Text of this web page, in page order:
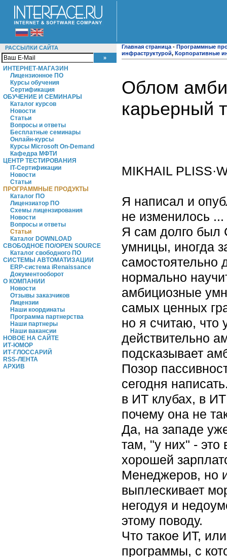
РАССЫЛКИ САЙТА
ИНТЕРНЕТ-МАГАЗИН
Лицензионное ПО
Курсы обучения
Сертификация
ОБУЧЕНИЕ И СЕМИНАРЫ
Каталог курсов
Новости
Статьи
Вопросы и ответы
Бесплатные семинары
Онлайн-курсы
Курсы Microsoft On-Demand
Кафедра МФТИ
ЦЕНТР ТЕСТИРОВАНИЯ
IT-Сертификации
Новости
Статьи
ПРОГРАММНЫЕ ПРОДУКТЫ
Каталог ПО
Лицензиатор ПО
Схемы лицензирования
Новости
Вопросы и ответы
Статьи
Каталог DOWNLOAD
СВОБОДНОЕ ПО/OPEN SOURCE
Каталог свободного ПО
СИСТЕМЫ АВТОМАТИЗАЦИИ
ERP-система iRenaissance
Документооборот
О КОМПАНИИ
Новости
Отзывы заказчиков
Лицензии
Наши координаты
Программа партнерства
Наши партнеры
Наши вакансии
НОВОЕ НА САЙТЕ
ИТ-ЮМОР
ИТ-ГЛОССАРИЙ
RSS-ЛЕНТА
АРХИВ
Главная страница - Программные
инфраструктурой, Корпоративные
Облом
карьерный
MIKHAIL
Я написал и
не изменилось ...
Я сам долго был
умницы, иногда
самостоятельно
нормально
амбициозные
самых ценных
но я считаю, что
действительно
подсказывает
Позор
сегодня
в ИТ клубах, в
почему она не
Да, на западе
там, "у них" - это
хорошей
Менеджеров, но
выплескивает
негодуя и
этому поводу.
Что такое ИТ,
программы, с